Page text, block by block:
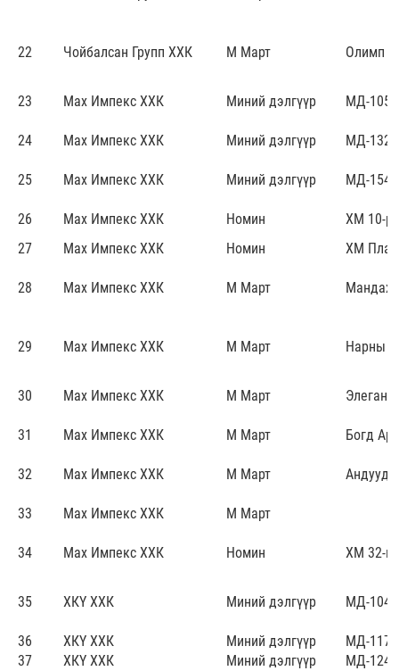
22 Чойбалсан Групп ХХК М Март Олимп
23 Мах Импекс ХХК Миний дэлгүүр МД-105
24 Мах Импекс ХХК Миний дэлгүүр МД-132
25 Мах Импекс ХХК Миний дэлгүүр МД-154
26 Мах Импекс ХХК Номин
ХМ 10-р
27
Мах Импекс ХХК Номин ХМ
28 Мах Импекс ХХК М Март Мандах
29 Мах Импекс ХХК М Март Нарны
30 Мах Импекс ХХК М Март Элеганс
31 Мах Импекс ХХК М Март Богд Ар
32 Мах Импекс ХХК М Март Андууд
33 Мах Импекс ХХК М Март
34 Мах Импекс ХХК Номин ХМ 32-н
35 ХКҮ ХХК Миний дэлгүүр МД-104
36 ХКҮ ХХК Миний дэлгүүр
МД-117
37
ХКҮ ХХК Миний дэлгүүр
МД-124